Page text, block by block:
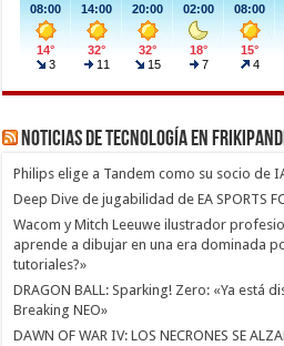
Noticias de Tecnología en
Philips elige a Tandem como su socio de
Deep Dive de jugabilidad de EA SPORTS
Wacom y Mitch Leeuwe ilustrador
aprende a dibujar en una era dominada
tutoriales?»
DRAGON BALL: Sparking! Zero: «Ya está
Breaking NEO»
DAWN OF WAR IV: LOS NECRONES SE